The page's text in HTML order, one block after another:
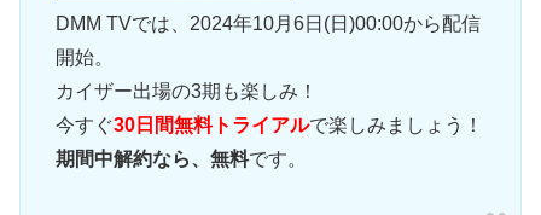
DMM TVでは、2024年10月6日(日)00:00から配信
開始。
カイザー出場の3期も楽しみ！
今すぐ30日間無料トライアルで楽しみましょう！
期間中解約なら、無料です。